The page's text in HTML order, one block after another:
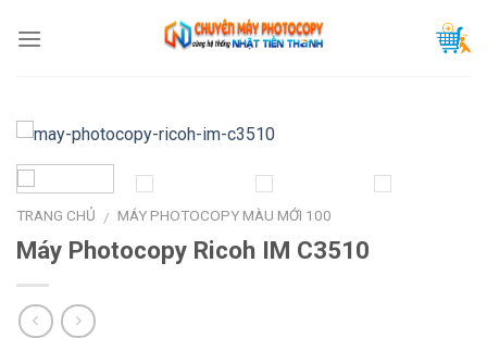
TRANG CHỦ / MÁY PHOTOCOPY MÀU MỚI 100
Máy Photocopy Ricoh IM C3510